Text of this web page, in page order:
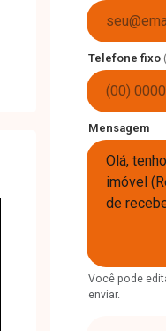
Telefone fixo
Mensagem
Você pode
enviar.